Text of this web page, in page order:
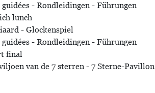
- Rondleidingen - Führungen
lunch
- Glockenspiel
- Rondleidingen - Führungen
final
van de 7 sterren - 7 Sterne-Pavillon